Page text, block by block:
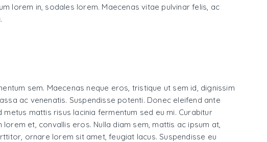
lorem in, sodales lorem. Maecenas vitae pulvinar felis, ac
sem. Maecenas neque eros, tristique ut sem id, dignissim
ac venenatis. Suspendisse potenti. Donec eleifend ante
mattis risus lacinia fermentum sed eu mi. Curabitur
et, convallis eros. Nulla diam sem, mattis ac ipsum at,
ornare lorem sit amet, feugiat lacus. Suspendisse eu